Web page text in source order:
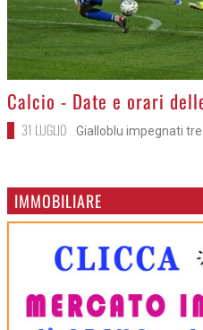
>
Calcio - Date e orari
31 LUGLIO Gialloblu impegnati
IMMOBILIARE